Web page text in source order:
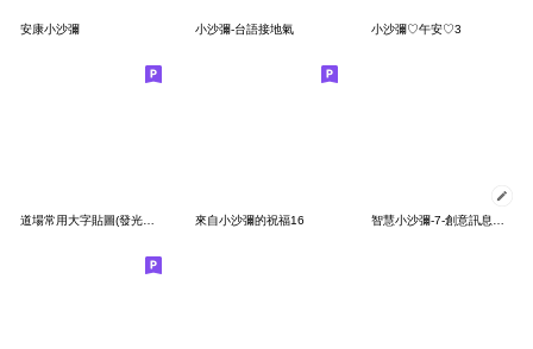
安康小沙彌 小沙彌-台語接地氣 小沙彌♡午安♡3
道場常用大字貼圖(發光版) Part.1 來自小沙彌的祝福16 智慧小沙彌-7-創意訊息貼圖